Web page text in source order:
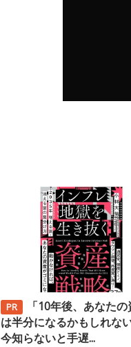
「10年後、あなた
は半分になるかもしれな
今知らないと手遅...